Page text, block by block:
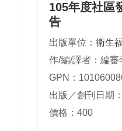
105年度社區
告
出版單位： 衛生
作/編/譯者：編審
GPN：
出版／創刊日期
價格：400